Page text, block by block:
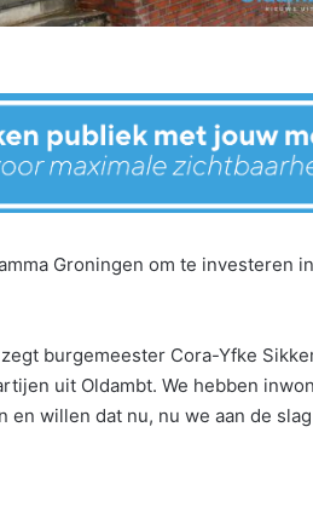
Groningen om te investeren in
burgemeester Cora-Yfke
uit Oldambt. We hebben
willen dat nu, nu we aan de